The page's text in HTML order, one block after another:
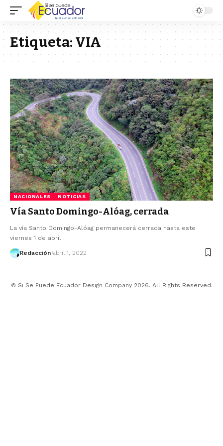
Etiqueta: VIA
NACIONALES NOTICIAS
Vía Santo Domingo-Alóag, cerrada
La vía Santo Domingo-Alóag permanecerá cerrada hasta este
viernes 1 de abril…
Redacción abril 1, 2022
© Si Se Puede Ecuador Design Company 2026. All Rights Reserved.